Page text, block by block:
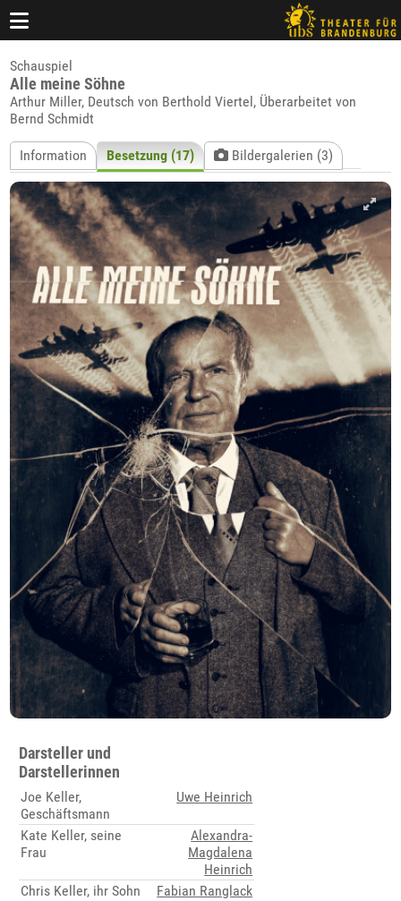
Schauspiel
Alle meine Söhne
Arthur Miller, Deutsch von Berthold Viertel, Überarbeitet von
Bernd Schmidt
Information Besetzung (17) Bildergalerien (3)
Darsteller und
Darstellerinnen
Joe Keller,
Geschäftsmann
Uwe Heinrich
Kate Keller, seine
Frau
Alexandra-
Magdalena
Heinrich
Chris Keller, ihr Sohn
Fabian Ranglack